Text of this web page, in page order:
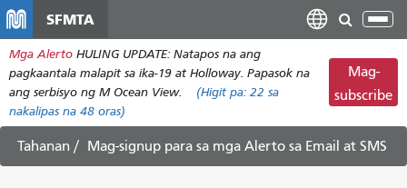
pangunahing
nilalaman
SFMTA
I-
ang
Mga Alerto HULING UPDATE: Natapos na ang
pagkaantala malapit sa ika-19 at Holloway. Papasok na
ang serbisyo ng M Ocean View.
(Higit pa: 22 sa
nakalipas na 48 oras)
Mag-
subscribe
Tahanan Mag-signup para sa mga Alerto sa Email at SMS